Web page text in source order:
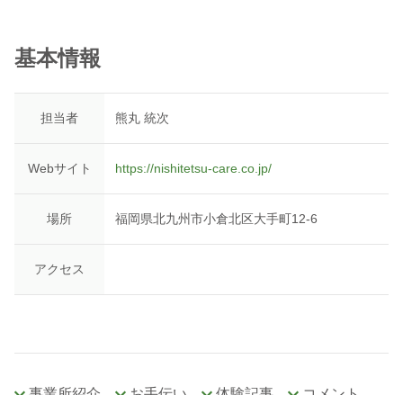
基本情報
担当者 熊丸 統次
Webサイト https://nishitetsu-care.co.jp/
場所 福岡県北九州市小倉北区大手町12-6
アクセス